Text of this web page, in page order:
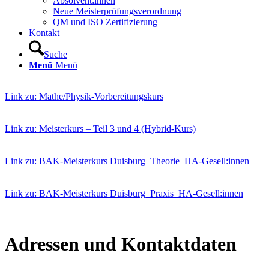
Neue Meisterprüfungsverordnung
QM und ISO Zertifizierung
Kontakt
Suche
Menü Menü
Link zu: Mathe/Physik-Vorbereitungskurs
Link zu: Meisterkurs – Teil 3 und 4 (Hybrid-Kurs)
Link zu: BAK-Meisterkurs Duisburg_Theorie_HA-Gesell:innen
Link zu: BAK-Meisterkurs Duisburg_Praxis_HA-Gesell:innen
Adressen und Kontaktdaten